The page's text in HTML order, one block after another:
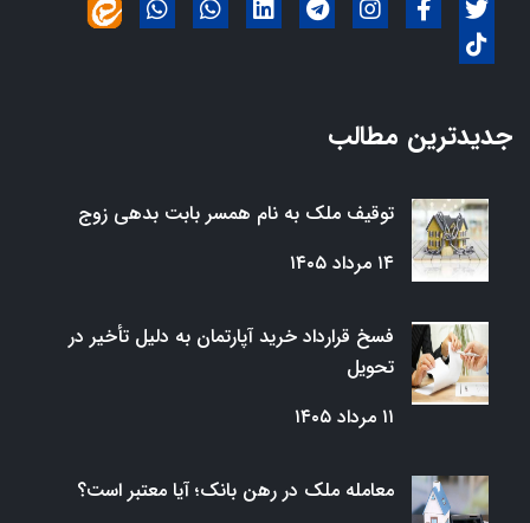
جدیدترین مطالب
توقیف ملک به نام همسر بابت بدهی زوج
۱۴ مرداد ۱۴۰۵
فسخ قرارداد خرید آپارتمان به دلیل تأخیر در
تحویل
۱۱ مرداد ۱۴۰۵
معامله ملک در رهن بانک؛ آیا معتبر است؟